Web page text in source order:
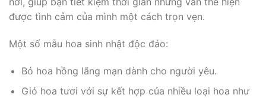
được tình cảm của mình một cách trọn vẹn.
Một số mẫu hoa sinh nhật độc đáo:
Bó hoa hồng lãng mạn dành cho người yêu.
Giỏ hoa tươi với sự kết hợp của nhiều loại hoa như